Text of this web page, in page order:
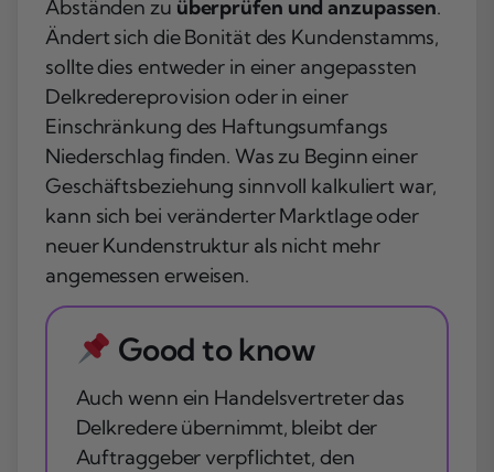
Abständen zu überprüfen und anzupassen.
Ändert sich die Bonität des Kundenstamms,
sollte dies entweder in einer angepassten
Delkredereprovision oder in einer
Einschränkung des Haftungsumfangs
Niederschlag finden. Was zu Beginn einer
Geschäftsbeziehung sinnvoll kalkuliert war,
kann sich bei veränderter Marktlage oder
neuer Kundenstruktur als nicht mehr
angemessen erweisen.
Good to know
Auch wenn ein Handelsvertreter das
Delkredere übernimmt, bleibt der
Auftraggeber verpflichtet, den